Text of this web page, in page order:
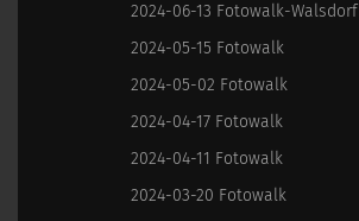
2024-06-13 Fotowalk-Walsdorf
2024-05-15 Fotowalk
2024-05-02 Fotowalk
2024-04-17 Fotowalk
2024-04-11 Fotowalk
2024-03-20 Fotowalk